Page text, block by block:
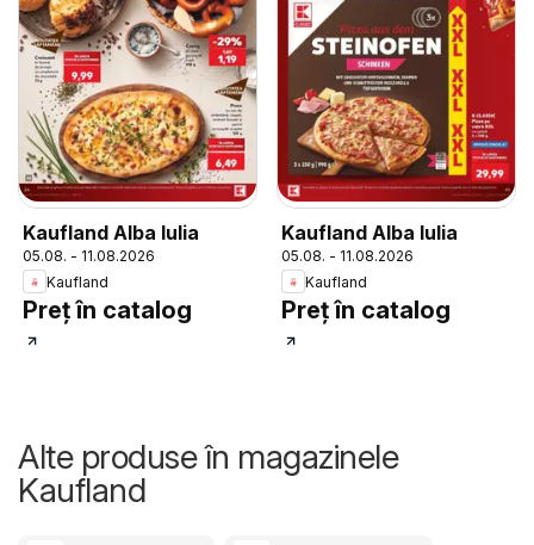
Kaufland Alba Iulia
05.08. - 11.08.2026
Kaufland
Preț în catalog
Kaufland Alba Iulia
05.08. - 11.08.2026
Kaufland
Preț în catalog
Alte produse în magazinele
Kaufland